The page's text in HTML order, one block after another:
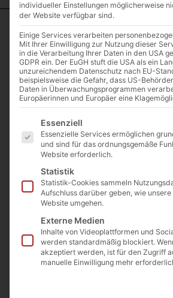
Start/Mauersteine/Mauersteine
gelb handlich naturgebrochen
gelb
€
Preis /
Preis /
€
Preis /
individueller Einstellungen möglicherweise
der Website verfügbar sind.
Einige Services verarbeiten
Mit Ihrer Einwilligung zur Nutzung dieser
in die Verarbeitung Ihrer Daten in den USA
GDPR ein. Der EuGH stuft die USA als ein
unzureichendem Datenschutz nach EU-
beispielsweise die Gefahr, dass US-
Daten in Überwachungsprogrammen
Europäerinnen und Europäer eine
Es folgt eine Liste der Service-
Essenziell
Essenzielle Services ermöglichen
und sind für das ordnungsgemäße
Website erforderlich.
Statistik
Statistik-Cookies sammeln
Aufschluss darüber geben, wie
Website umgehen.
Externe Medien
Inhalte von Videoplattformen und
werden standardmäßig blockiert.
akzeptiert werden, ist für den Zugriff
manuelle Einwilligung mehr